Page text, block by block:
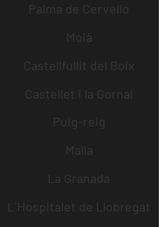
Palma de Cervelló
Moià
Castellfullit del Boix
Castellet i la Gornal
Puig-reig
Malla
La Granada
L´Hospitalet de Llobregat